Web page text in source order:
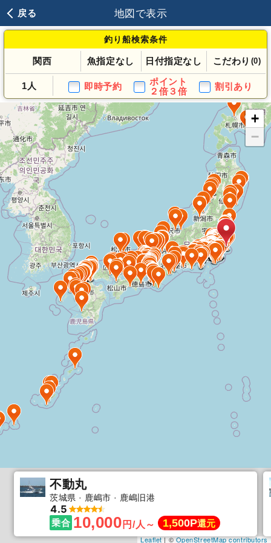
戻る 地図で表示
釣り船検索条件
関西 魚指定なし 日付指定なし こだわり (0)
1人 即時予約
ポイント
２倍３倍
割引あり
+
−
Leaflet| ©OpenStreetMap contributors
不動丸
茨城県 鹿嶋市 鹿嶋旧港
4.5
乗合 10,000 円/人～ 1,500P還元